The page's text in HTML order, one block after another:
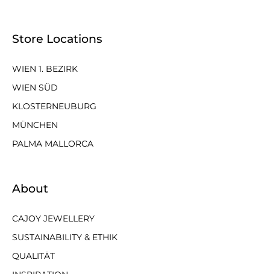
Store Locations
WIEN 1. BEZIRK
WIEN SÜD
KLOSTERNEUBURG
MÜNCHEN
PALMA MALLORCA
About
CAJOY JEWELLERY
SUSTAINABILITY & ETHIK
QUALITÄT